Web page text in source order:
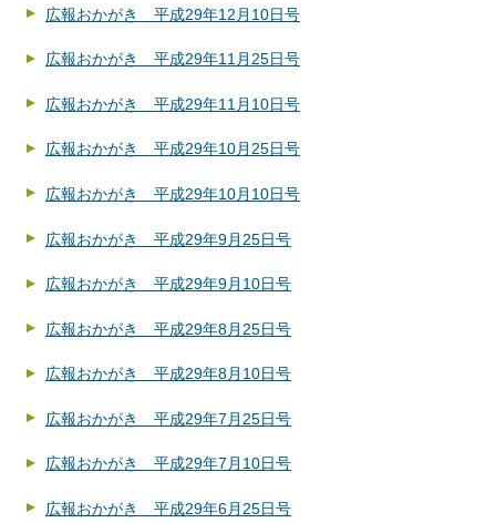
広報おかがき 平成29年12月10日号
広報おかがき 平成29年11月25日号
広報おかがき 平成29年11月10日号
広報おかがき 平成29年10月25日号
広報おかがき 平成29年10月10日号
広報おかがき 平成29年9月25日号
広報おかがき 平成29年9月10日号
広報おかがき 平成29年8月25日号
広報おかがき 平成29年8月10日号
広報おかがき 平成29年7月25日号
広報おかがき 平成29年7月10日号
広報おかがき 平成29年6月25日号